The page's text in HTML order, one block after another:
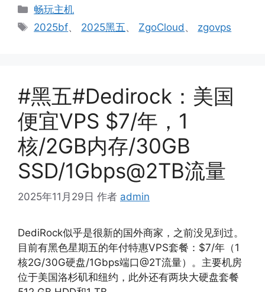
分
类
畅玩主机
标
2025bf、 2025黑五、 ZgoCloud 、 zgovps
#黑五#Dedirock：美国
便宜VPS $7/年，1
核/2GB内存/30GB
SSD/1Gbps@2TB流量
2025年11月29日 作者 admin
‌DediRock似乎是很新的国外商家，之前没见到过。
目前有黑色星期五的年付特惠VPS套餐：$7/年（1
核2G/30G硬盘/1Gbps端口@2T流量）。‌‌主要机房
位于‌美国洛杉矶和纽约，此外还有两块大硬盘套餐